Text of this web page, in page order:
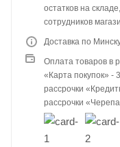
остатков на
сотрудников
Доставка по
Оплата товаров в
«Карта покупок» -
рассрочки
рассрочки